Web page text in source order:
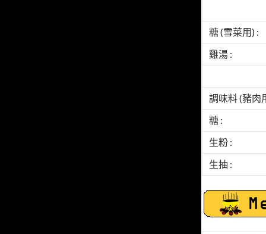
糖 (雪菜用) :
雞湯 :
調味料 (豬肉
糖 :
生粉 :
生抽 :